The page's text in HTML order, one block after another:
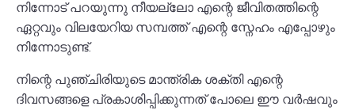
നിന്നോട് പറയുന്നു നീയല്ലോ എന്റെ ജീവിതത്തിന്റെ
ഏറ്റവും വിലയേറിയ സമ്പത്ത് എന്റെ സ്നേഹം എപ്പോഴും
നിന്നോടുണ്ട്.
നിന്റെ പുഞ്ചിരിയുടെ മാന്ത്രിക ശക്തി എന്റെ
ദിവസങ്ങളെ പ്രകാശിപ്പിക്കുന്നത് പോലെ ഈ വർഷവും